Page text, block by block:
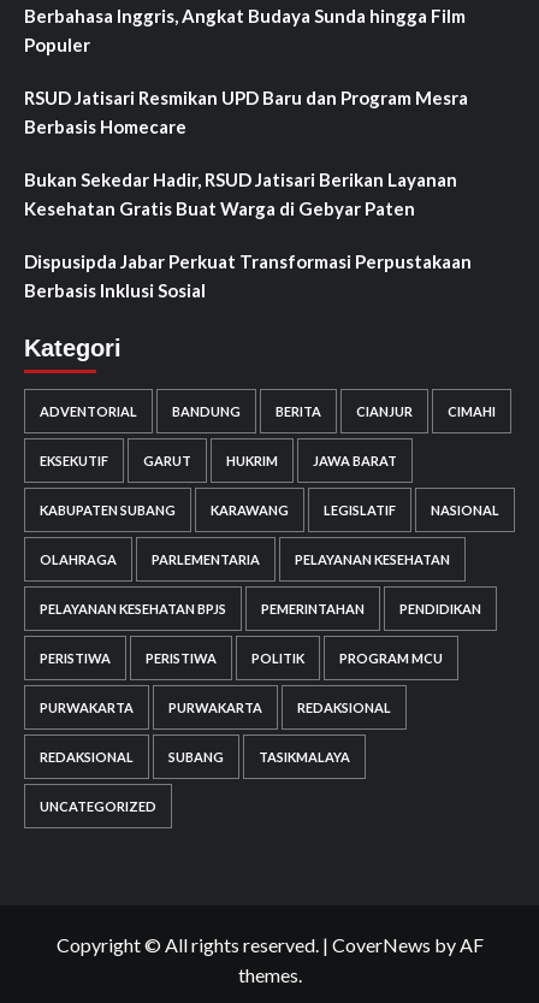
Berbahasa Inggris, Angkat Budaya Sunda hingga Film
Populer
RSUD Jatisari Resmikan UPD Baru dan Program Mesra
Berbasis Homecare
Bukan Sekedar Hadir, RSUD Jatisari Berikan Layanan
Kesehatan Gratis Buat Warga di Gebyar Paten
Dispusipda Jabar Perkuat Transformasi Perpustakaan
Berbasis Inklusi Sosial
Kategori
ADVENTORIAL BANDUNG BERITA CIANJUR CIMAHI
EKSEKUTIF GARUT HUKRIM JAWA BARAT
KABUPATEN SUBANG KARAWANG LEGISLATIF NASIONAL
OLAHRAGA PARLEMENTARIA PELAYANAN KESEHATAN
PELAYANAN KESEHATAN BPJS PEMERINTAHAN PENDIDIKAN
PERISTIWA PERISTIWA POLITIK PROGRAM MCU
PURWAKARTA PURWAKARTA REDAKSIONAL
REDAKSIONAL SUBANG TASIKMALAYA
UNCATEGORIZED
Copyright © All rights reserved. | CoverNews by AF
themes.